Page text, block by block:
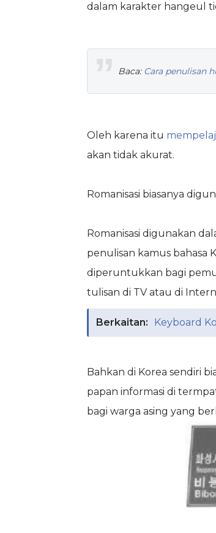
dalam karakter hangeul
Baca: Cara penulisan
Oleh karena itu
akan tidak akurat.
Romanisasi biasanya
Romanisasi digunakan
penulisan kamus bahasa
diperuntukkan bagi
tulisan di TV atau di
Berkaitan: Keyboard
Bahkan di Korea sendiri
papan informasi di
bagi warga asing yang